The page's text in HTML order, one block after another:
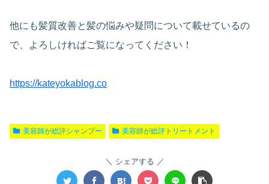
他にも髪質改善と髪の悩みや疑問について載せているの
で、よろしければご覧になってください！
https://kateyokablog.co
美容師が総評シャンプー 美容師が総評トリートメント
シェアする